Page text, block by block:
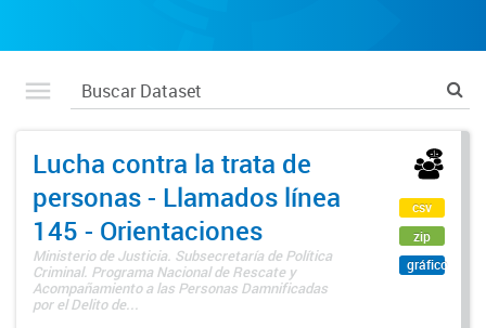
Lucha contra la trata de
personas - Llamados línea
145 - Orientaciones
Ministerio de Justicia. Subsecretaría de Política
Criminal. Programa Nacional de Rescate y
Acompañamiento a las Personas Damnificadas
por el Delito de...
csv
zip
gráfico